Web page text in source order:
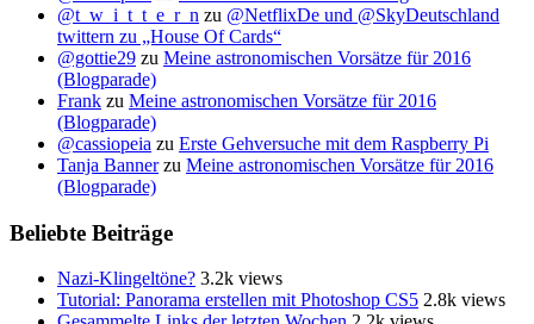
@t_w_i_t_t_e_r_n zu @NetflixDe und @SkyDeutschland
twittern zu „House Of Cards“
@gottie29 zu Meine astronomischen Vorsätze für 2016
(Blogparade)
Frank zu Meine astronomischen Vorsätze für 2016
(Blogparade)
@cassiopeia zu Erste Gehversuche mit dem Raspberry Pi
Tanja Bannerzu Meine astronomischen Vorsätze für 2016
(Blogparade)
Beliebte Beiträge
Nazi-Klingeltöne? 3.2k views
Tutorial: Panorama erstellen mit Photoshop CS5 2.8k views